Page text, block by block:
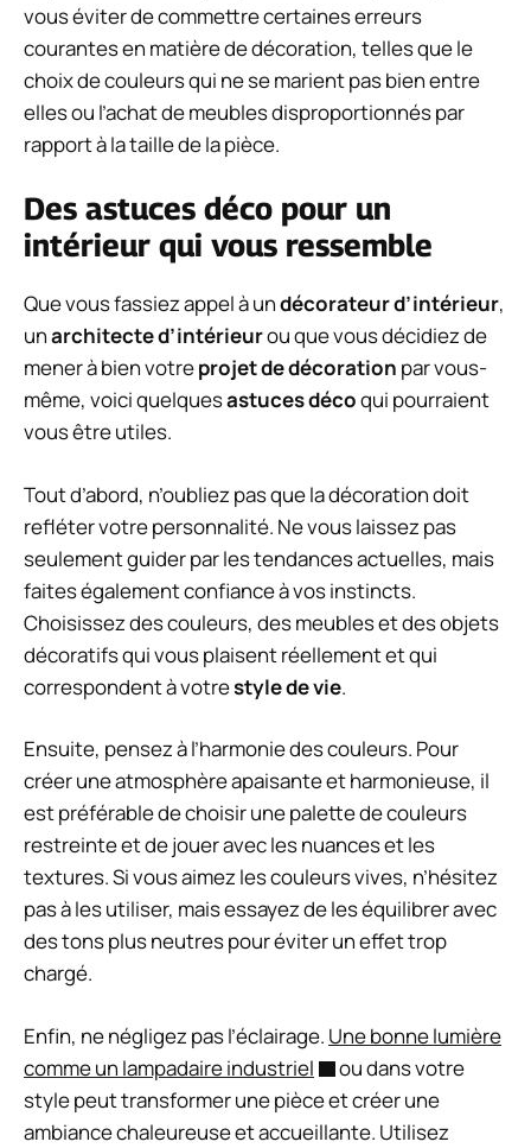
vous éviter de commettre certaines erreurs
courantes en matière de décoration, telles que le
choix de couleurs qui ne se marient pas bien entre
elles ou l’achat de meubles disproportionnés par
rapport à la taille de la pièce.
Des astuces déco pour un
intérieur qui vous ressemble
Que vous fassiez appel à undécorateur d’intérieur,
unarchitecte d’intérieurou que vous décidiez de
mener à bien votreprojet de décoration par vous-
même, voici quelquesastuces décoqui pourraient
vous être utiles.
Tout d’abord, n’oubliez pas que la décoration doit
refléter votre personnalité. Ne vous laissez pas
seulement guider par les tendances actuelles, mais
faites également confiance à vos instincts.
Choisissez des couleurs, des meubles et des objets
décoratifs qui vous plaisent réellement et qui
correspondent à votrestyle de vie.
Ensuite, pensez à l’harmonie des couleurs. Pour
créer une atmosphère apaisante et harmonieuse, il
est préférable de choisir une palette de couleurs
restreinte et de jouer avec les nuances et les
textures. Si vous aimez les couleurs vives, n’hésitez
pas à les utiliser, mais essayez de les équilibrer avec
des tons plus neutres pour éviter un effet trop
chargé.
Enfin, ne négligez pas l’éclairage. Une bonne lumière
comme un lampadaire industriel
ou dans votre
style peut transformer une pièce et créer une
ambiance chaleureuse et accueillante. Utilisez